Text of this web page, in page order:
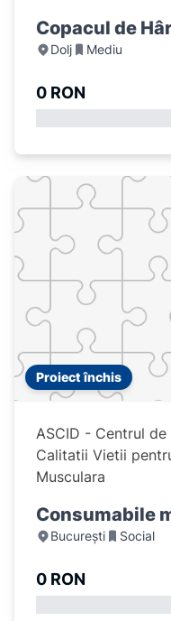
Copacul de
Dolj Mediu
0 RON
Proiect închis
ASCID - Centrul
Calitatii Vietii
Musculara
Consumabile
București Social
0 RON